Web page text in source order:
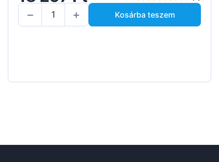
Kosárba teszem